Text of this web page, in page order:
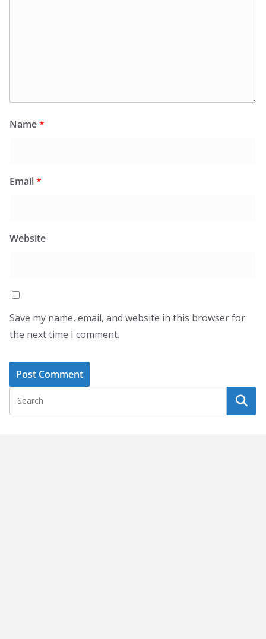
Name*
Email*
Website
Save my name, email, and website in this browser for
the next time I comment.